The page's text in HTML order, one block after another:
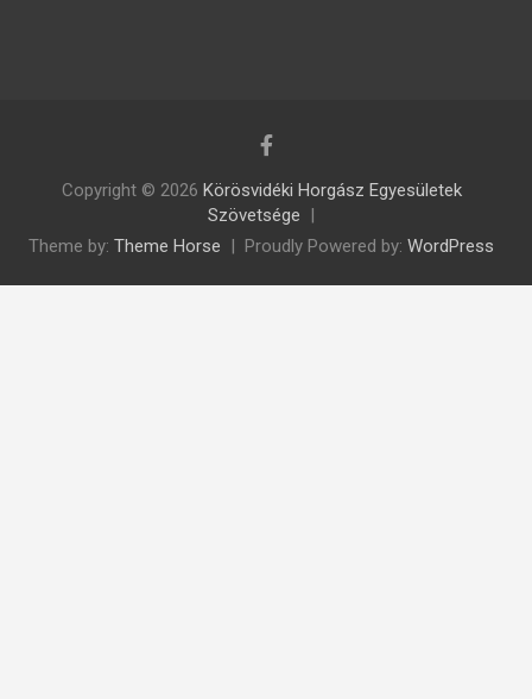
Copyright © 2026 Körösvidéki Horgász Egyesületek
Szövetsége
Theme by: Theme Horse Proudly Powered by: WordPress